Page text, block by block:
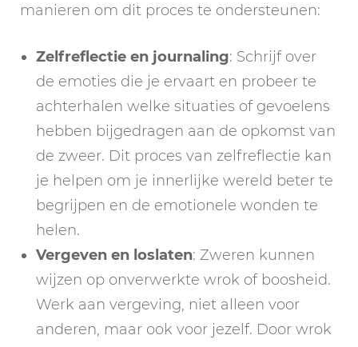
manieren om dit proces te ondersteunen:
Zelfreflectie en journaling: Schrijf over
de emoties die je ervaart en probeer te
achterhalen welke situaties of gevoelens
hebben bijgedragen aan de opkomst van
de zweer. Dit proces van zelfreflectie kan
je helpen om je innerlijke wereld beter te
begrijpen en de emotionele wonden te
helen.
Vergeven en loslaten: Zweren kunnen
wijzen op onverwerkte wrok of boosheid.
Werk aan vergeving, niet alleen voor
anderen, maar ook voor jezelf. Door wrok